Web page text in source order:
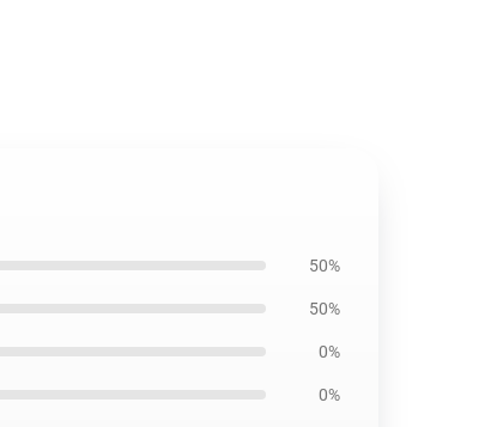
50%
50%
0%
0%